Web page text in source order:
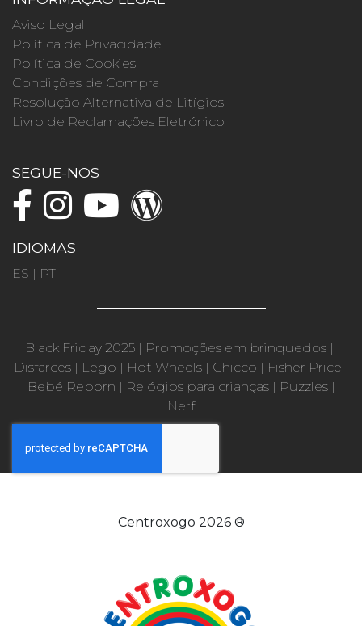
Aviso Legal
Política de Privacidade
Política de Cookies
Condições de Compra
Resolução Alternativa de Litígios
Livro de Reclamações Eletrónico
SEGUE-NOS
IDIOMAS
ES | PT
Black Friday 2025 | Promoções em brinquedos |
Disfarces| Lego | Hot Wheels| Chicco | Fisher Price |
Bebé Reborn | Relógios para crianças| Puzzles|
Nerf
Centroxogo 2026 ®